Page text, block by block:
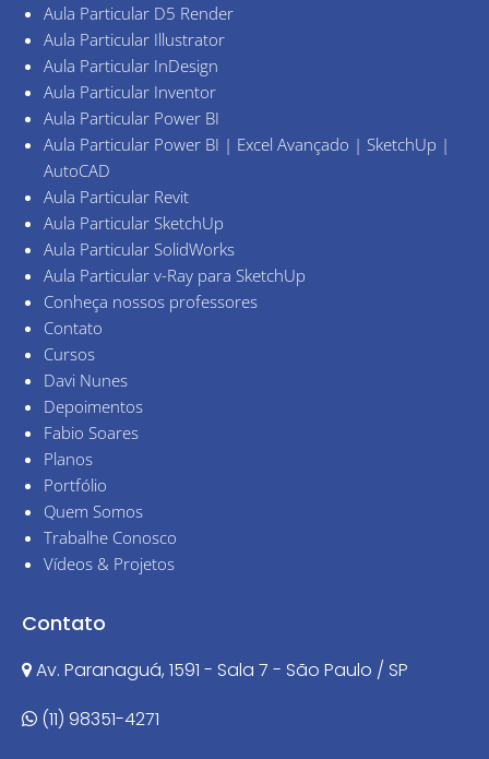
Aula Particular D5 Render
Aula Particular Illustrator
Aula Particular InDesign
Aula Particular Inventor
Aula Particular Power BI
Aula Particular Power BI | Excel Avançado | SketchUp |
AutoCAD
Aula Particular Revit
Aula Particular SketchUp
Aula Particular SolidWorks
Aula Particular v-Ray para SketchUp
Conheça nossos professores
Contato
Cursos
Davi Nunes
Depoimentos
Fabio Soares
Planos
Portfólio
Quem Somos
Trabalhe Conosco
Vídeos & Projetos
Contato
Av. Paranaguá, 1591 - Sala 7 - São Paulo / SP
(11) 98351-4271